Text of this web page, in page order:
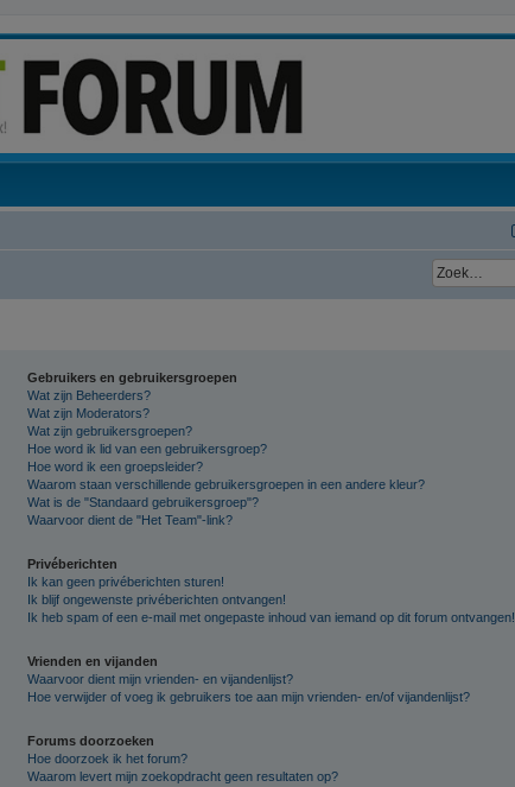
Gebruikers en gebruikersgroepen
Wat zijn Beheerders?
Wat zijn Moderators?
Wat zijn gebruikersgroepen?
Hoe word ik lid van een gebruikersgroep?
Hoe word ik een groepsleider?
Waarom staan verschillende gebruikersgroepen in een andere kleur?
Wat is de "Standaard gebruikersgroep"?
Waarvoor dient de "Het Team"-link?
Privéberichten
Ik kan geen privéberichten sturen!
Ik blijf ongewenste privéberichten ontvangen!
Ik heb spam of een e-mail met ongepaste inhoud van iemand op dit forum ontvangen!
Vrienden en vijanden
Waarvoor dient mijn vrienden- en vijandenlijst?
Hoe verwijder of voeg ik gebruikers toe aan mijn vrienden- en/of vijandenlijst?
Forums doorzoeken
Hoe doorzoek ik het forum?
Waarom levert mijn zoekopdracht geen resultaten op?